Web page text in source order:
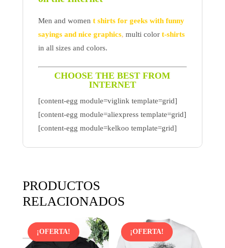
Men and women t shirts for geeks with funny
sayings and nice graphics, multi color t-shirts
in all sizes and colors.
CHOOSE THE BEST FROM
INTERNET
[content-egg module=viglink template=grid]
[content-egg module=aliexpress template=grid]
[content-egg module=kelkoo template=grid]
PRODUCTOS
RELACIONADOS
¡OFERTA! ¡OFERTA!